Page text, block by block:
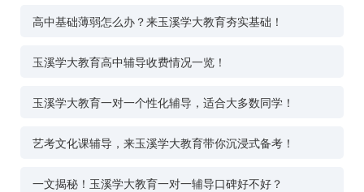
高中基础薄弱怎么办？来玉溪学大教育夯实基础！
玉溪学大教育高中辅导收费情况一览！
玉溪学大教育一对一个性化辅导，适合大多数同学！
艺考文化课辅导，来玉溪学大教育带你沉浸式备考！
一文揭秘！玉溪学大教育一对一辅导口碑好不好？